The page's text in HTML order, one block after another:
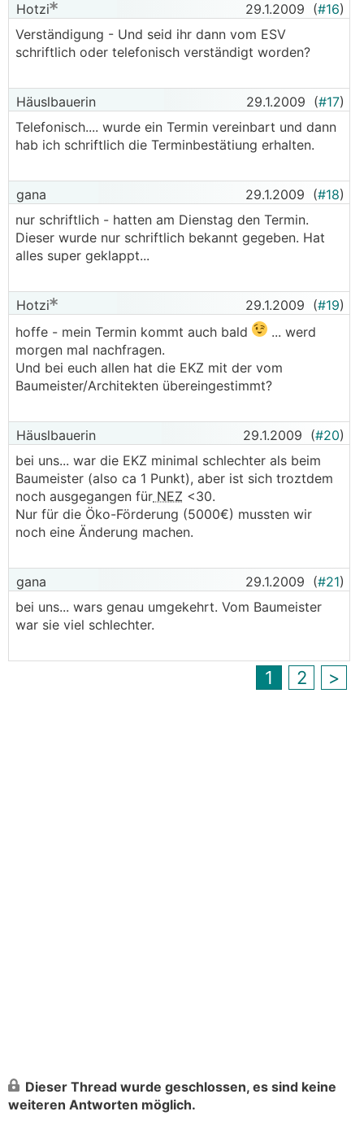
Hotzi 29.1.2009 (#16)
Verständigung - Und seid ihr dann vom ESV
schriftlich oder telefonisch verständigt worden?
Häuslbauerin 29.1.2009 (#17)
Telefonisch.... wurde ein Termin vereinbart und dann
hab ich schriftlich die Terminbestätiung erhalten.
gana 29.1.2009 (#18)
nur schriftlich - hatten am Dienstag den Termin.
Dieser wurde nur schriftlich bekannt gegeben. Hat
alles super geklappt...
Hotzi 29.1.2009 (#19)
hoffe - mein Termin kommt auch bald
... werd
morgen mal nachfragen.
Und bei euch allen hat die EKZ mit der vom
Baumeister/Architekten übereingestimmt?
Häuslbauerin 29.1.2009 (#20)
bei uns... war die EKZ minimal schlechter als beim
Baumeister (also ca 1 Punkt), aber ist sich troztdem
noch ausgegangen für NEZ <30.
Nur für die Öko-Förderung (5000€) mussten wir
noch eine Änderung machen.
gana 29.1.2009 (#21)
bei uns... wars genau umgekehrt. Vom Baumeister
war sie viel schlechter.
1 2 >
Dieser Thread wurde geschlossen, es sind keine
weiteren Antworten möglich.